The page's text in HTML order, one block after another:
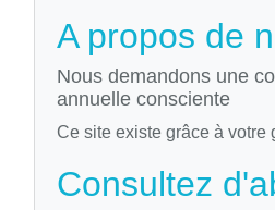
A propos de
Nous demandons une
annuelle consciente
Ce site existe grâce à votre
Consultez